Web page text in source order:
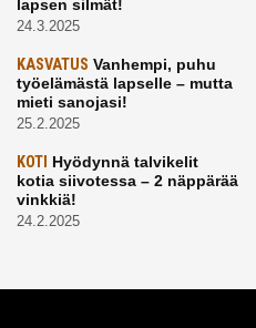
lapsen silmät!
24.3.2025
KASVATUS Vanhempi, puhu
työelämästä lapselle – mutta
mieti sanojasi!
25.2.2025
KOTI Hyödynnä talvikelit
kotia siivotessa – 2 näppärää
vinkkiä!
24.2.2025